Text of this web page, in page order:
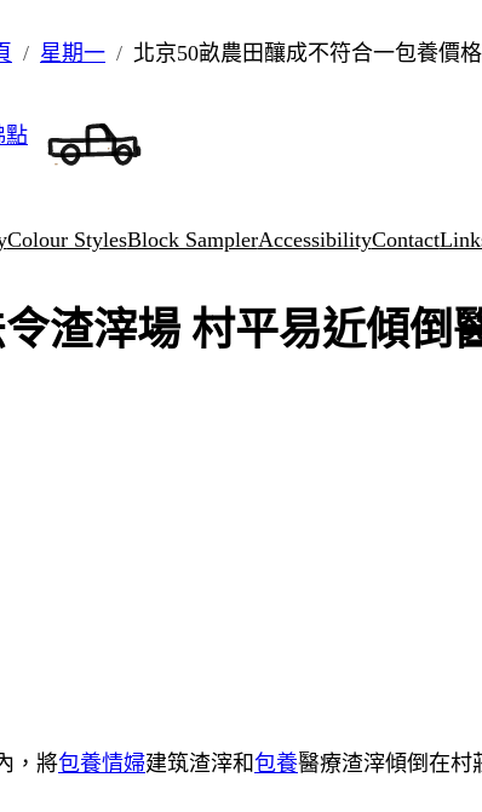
星期一 北京50畝農田釀成不符合一包養價
點
Colour StylesBlock SamplerAccessibilityContact
渣滓場 村平易近傾倒
，將包養情婦建筑渣滓和包養醫療渣滓傾倒在村